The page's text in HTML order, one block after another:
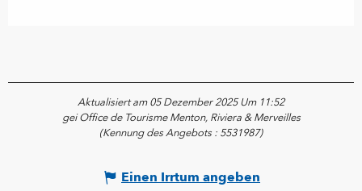
Aktualisiert am 05 Dezember 2025 Um 11:52
gei Office de Tourisme Menton, Riviera & Merveilles
(Kennung des Angebots : 5531987)
Einen Irrtum angeben